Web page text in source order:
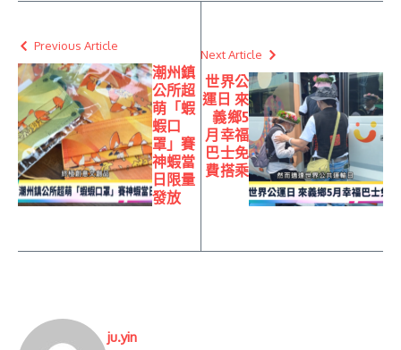
Previous Article
潮州鎮
公所超
萌「蝦
蝦口
罩」賽
神蝦當
日限量
發放
Next Article
世界公
運日 來
義鄉5
月幸福
巴士免
費搭乘
ju.yin